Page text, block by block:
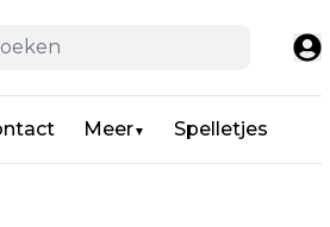
Meer▼ Spelletjes